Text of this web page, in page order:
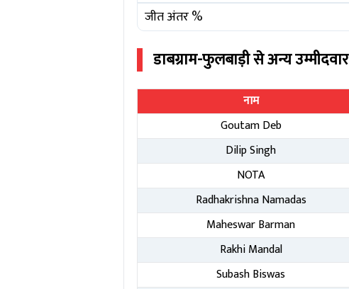
जीत अंतर %
डाबग्राम-फुलबाड़ीसे अन्य उम्मीदवार
नाम
Goutam Deb
Dilip Singh
NOTA
Radhakrishna Namadas
Maheswar Barman
Rakhi Mandal
Subash Biswas